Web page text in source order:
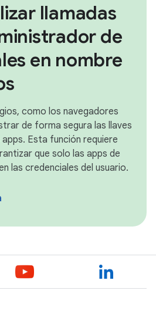
llamadas
de
en nombre
como los navegadores
de forma segura las llaves
Esta función requiere
que solo las apps de
las credenciales del usuario.